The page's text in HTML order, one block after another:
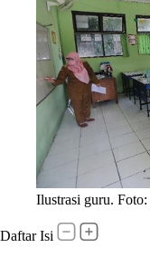
Ilustrasi guru.
Daftar Isi